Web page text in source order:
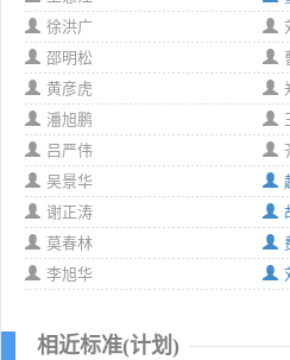
徐洪广
邵明松
黄彦虎
潘旭鹏
吕严伟
吴景华
谢正涛
莫春林
李旭华
相近标准(计划)